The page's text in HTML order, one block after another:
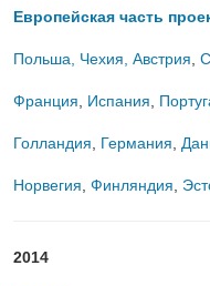
Европейская часть
Польша Чехия Австрия
Франция Испания
Голландия Германия
Норвегия Финляндия
2014